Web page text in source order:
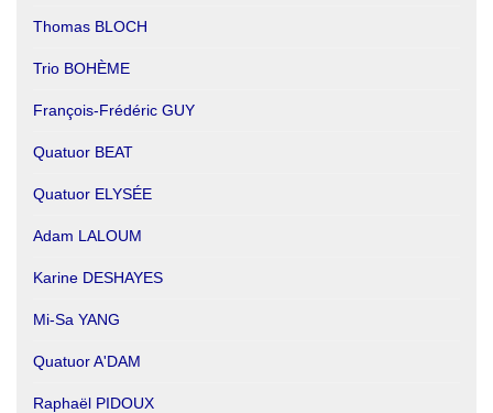
Thomas BLOCH
Trio BOHÈME
François-Frédéric GUY
Quatuor BEAT
Quatuor ELYSÉE
Adam LALOUM
Karine DESHAYES
Mi-Sa YANG
Quatuor A'DAM
Raphaël PIDOUX